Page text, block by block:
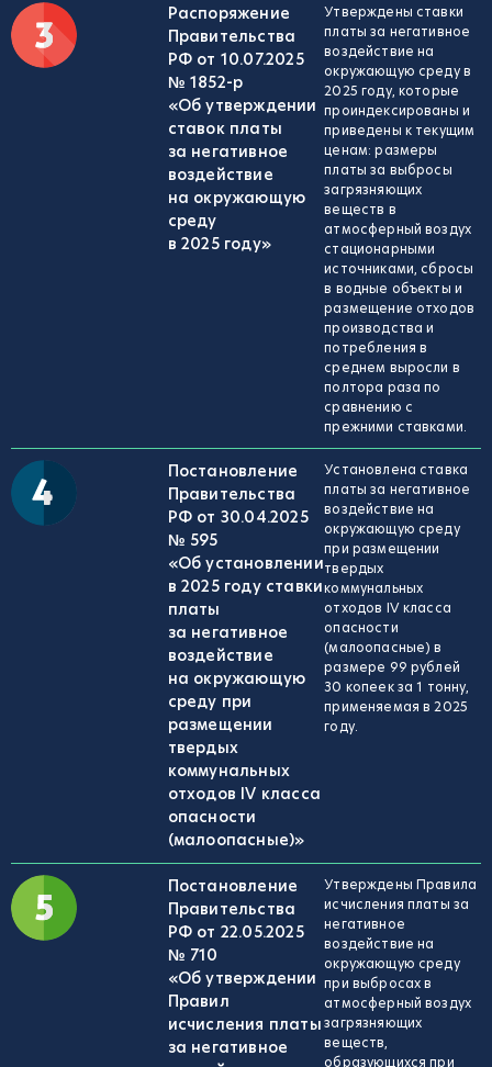
Распоряжение
Правительства
РФ от 10.07.2025
№ 1852-р
«Об утверждении
ставок платы
за негативное
воздействие
на окружающую
среду
в 2025 году»
Утверждены ставки
платы за негативное
воздействие на
окружающую среду в
2025 году, которые
проиндексированы и
приведены к текущим
ценам: размеры
платы за выбросы
загрязняющих
веществ в
атмосферный воздух
стационарными
источниками, сбросы
в водные объекты и
размещение отходов
производства и
потребления в
среднем выросли в
полтора раза по
сравнению с
прежними ставками.
Постановление
Правительства
РФ от 30.04.2025
№ 595
«Об установлении
в 2025 году ставки
платы
за негативное
воздействие
на окружающую
среду при
размещении
твердых
коммунальных
отходов IV класса
опасности
(малоопасные)»
Установлена ставка
платы за негативное
воздействие на
окружающую среду
при размещении
твердых
коммунальных
отходов IV класса
опасности
(малоопасные) в
размере 99 рублей
30 копеек за 1 тонну,
применяемая в 2025
году.
Постановление
Правительства
РФ от 22.05.2025
№ 710
«Об утверждении
Правил
исчисления платы
за негативное
Утверждены Правила
исчисления платы за
негативное
воздействие на
окружающую среду
при выбросах в
атмосферный воздух
загрязняющих
веществ,
образующихся при